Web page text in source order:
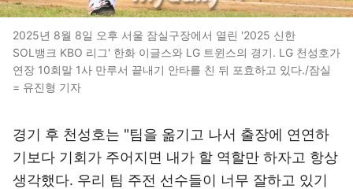
2025년 8월 8일 오후 서울 잠실구장에서 열린 '2025 신한
SOL뱅크 KBO 리그' 한화 이글스와 LG 트윈스의 경기. LG 천성호가
연장 10회말 1사 만루서 끝내기 안타를 친 뒤 포효하고 있다./잠실
= 유진형 기자
경기 후 천성호는 "팀을 옮기고 나서 출장에 연연하
기보다 기회가 주어지면 내가 할 역할만 하자고 항상
생각했다. 우리 팀 주전 선수들이 너무 잘하고 있기